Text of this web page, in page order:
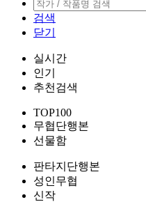
검색
닫기
실시간
인기
추천검색
TOP100
무협단행본
선물함
판타지단행본
성인무협
신작